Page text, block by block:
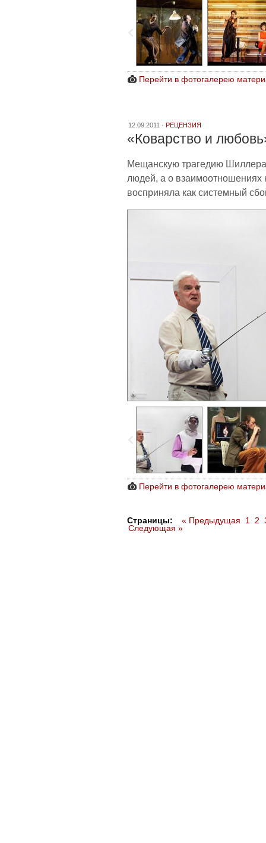
Перейти в фотогалерею
12.09.2011 · РЕЦЕНЗИЯ
«Коварство и
Мещанскую трагедию
людей, а о взаимоотношениях
восприняла как системный
Перейти в фотогалерею
Страницы: « Предыдущая 1 2
Следующая »